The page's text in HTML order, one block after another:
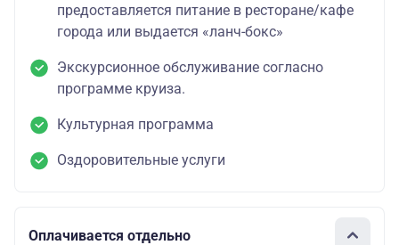
предоставляется питание в ресторане/кафе
города или выдается «ланч-бокс»
Экскурсионное обслуживание согласно
программе круиза.
Культурная программа
Оздоровительные услуги
Оплачивается отдельно